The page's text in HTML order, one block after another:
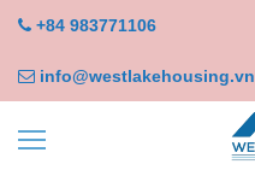
+84 983771106
info@westlakehousing.vn